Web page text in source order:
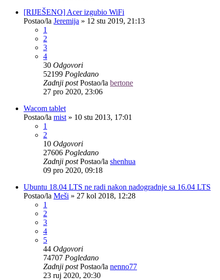
[RIJEŠENO] Acer izgubio WiFi
Postao/la Jeremija » 12 stu 2019, 21:13
1
2
3
4
30 Odgovori
52199 Pogledano
Zadnji postPostao/la bertone
27 pro 2020, 23:06
Wacom tablet
Postao/la mist » 10 stu 2013, 17:01
1
2
10 Odgovori
27606 Pogledano
Zadnji postPostao/la shenhua
09 pro 2020, 09:18
Ubuntu 18.04 LTS ne radi nakon nadogradnje sa 16.04 LTS
Postao/la Meši » 27 kol 2018, 12:28
1
2
3
4
5
44 Odgovori
74707 Pogledano
Zadnji postPostao/la nenno77
23 ruj 2020, 20:30